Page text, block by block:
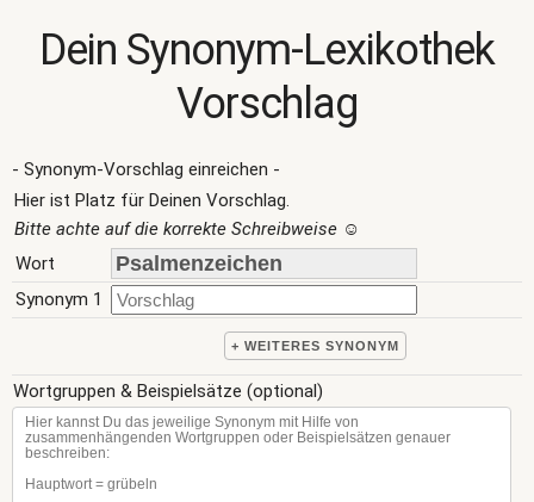
Dein Synonym-Lexikothek
Vorschlag
- Synonym-Vorschlag einreichen -
Hier ist Platz für Deinen Vorschlag.
Bitte achte auf die korrekte Schreibweise ☺
Wort
Synonym 1
+ WEITERES SYNONYM
Wortgruppen & Beispielsätze (optional)